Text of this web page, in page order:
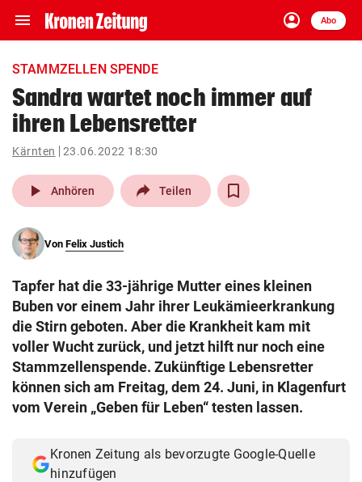
menu Navigation
ein-/ausklappen
account_circle
Anmelden
Abo
close Schließen
account_circle Anmelden
pin_drop
Wien arrow_right
search
eingeben
© Krone Multimedia GmbH & Co KG 2026
Muthgasse 2, 1190 Wien
STAMMZELLEN SPENDE
Sandra wartet noch immer auf
ihren Lebensretter
Kärnten 23.06.2022 18:30
play_arrow Anhören Teilen
Von Felix Justich
Tapfer hat die 33-jährige Mutter eines kleinen
Buben vor einem Jahr ihrer Leukämieerkrankung
die Stirn geboten. Aber die Krankheit kam mit
voller Wucht zurück, und jetzt hilft nur noch eine
Stammzellenspende. Zukünftige Lebensretter
können sich am Freitag, dem 24. Juni, in Klagenfurt
vom Verein „Geben für Leben“ testen lassen.
Kronen Zeitung als bevorzugte Google-Quelle
hinzufügen